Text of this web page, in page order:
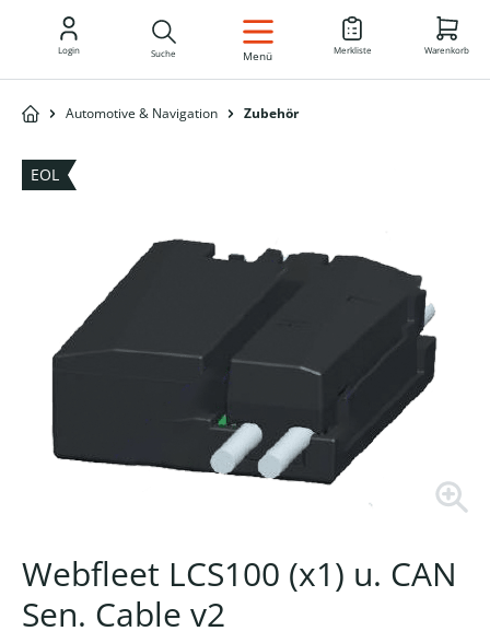
DE
Login Suche Menü Merkliste Warenkorb
Automotive & Navigation Zubehör
EOL
Webfleet LCS100 (x1) u. CAN
Sen. Cable v2